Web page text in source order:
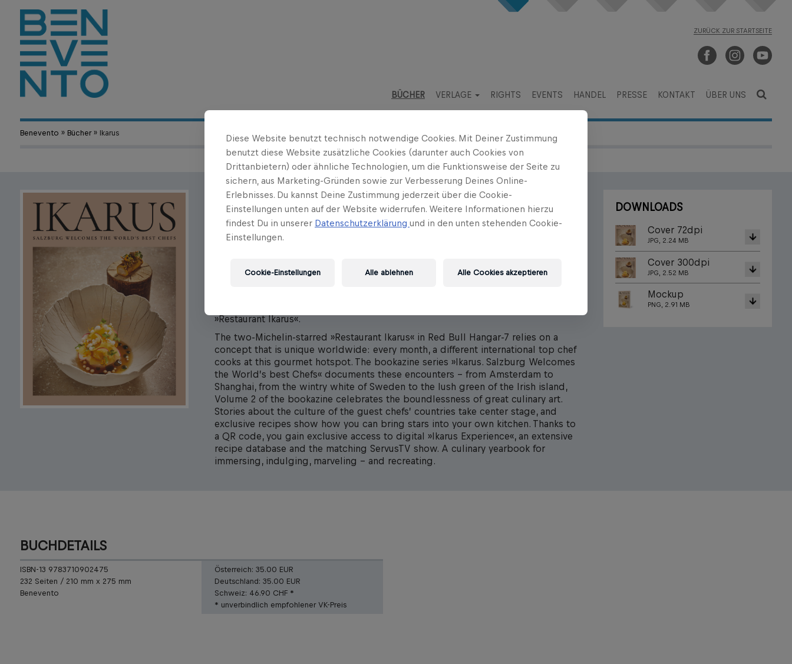
ZURÜCK ZUR STARTSEITE
BÜCHER VERLAGE RIGHTS EVENTS HANDEL PRESSE KONTAKT ÜBER UNS
Benevento » Bücher» Ikarus
Martin KleinIkarus-Team
Ikarus
»Restaurant Ikarus«.
The two-Michelin-starred »Restaurant Ikarus« in Red Bull Hangar-7 relies on a
concept that is unique worldwide: every month, a different international top chef
cooks at this gourmet hotspot. The bookazine series »Ikarus. Salzburg Welcomes
the World’s best Chefs« documents these encounters – from Amsterdam to
Shanghai, from the wintry white of Sweden to the lush green of the Irish island,
Volume 2 of the bookazine celebrates the boundlessness of great culinary art.
Stories about the culture of the guest chefs’ countries take center stage, and
exclusive recipes show how you can bring stars into your own kitchen. Thanks to
a QR code, you gain exclusive access to digital »Ikarus Experience«, an extensive
recipe database and the matching ServusTV show. A culinary yearbook for
immersing, indulging, marveling – and recreating.
DOWNLOADS
Cover 72dpi
JPG, 2.24 MB
Cover 300dpi
JPG, 2.52 MB
Mockup
PNG, 2.91 MB
BUCHDETAILS
ISBN-13 9783710902475
232 Seiten / 210 mm x 275 mm
Benevento
Österreich: 35.00 EUR
Deutschland: 35.00 EUR
Schweiz: 46.90 CHF *
* unverbindlich empfohlener VK-Preis
Diese Website benutzt technisch notwendige Cookies. Mit Deiner Zustimmung
benutzt diese Website zusätzliche Cookies (darunter auch Cookies von
Drittanbietern) oder ähnliche Technologien, um die Funktionsweise der Seite zu
sichern, aus Marketing-Gründen sowie zur Verbesserung Deines Online-
Erlebnisses. Du kannst Deine Zustimmung jederzeit über die Cookie-
Einstellungen unten auf der Website widerrufen. Weitere Informationen hierzu
findest Du in unserer Datenschutzerklärung und in den unten stehenden Cookie-
Einstellungen.
Alle ablehnen Alle Cookies akzeptieren
Cookie-Einstellungen